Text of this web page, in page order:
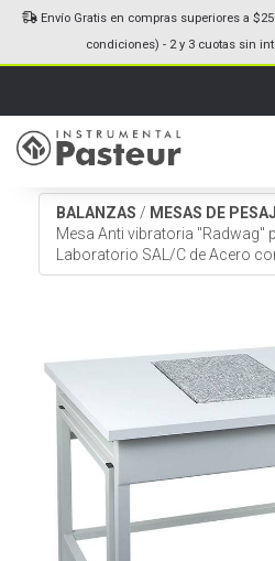
Envío Gratis en compras superiores a
condiciones) - 2 y 3 cuotas sin
BALANZAS / MESAS DE
Mesa Anti vibratoria "Radwag"
Laboratorio SAL/C de Acero